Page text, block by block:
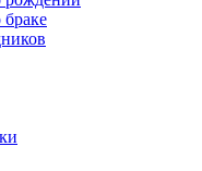
браке